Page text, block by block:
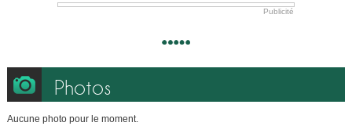
Publicité
Photos
Aucune photo pour le moment.